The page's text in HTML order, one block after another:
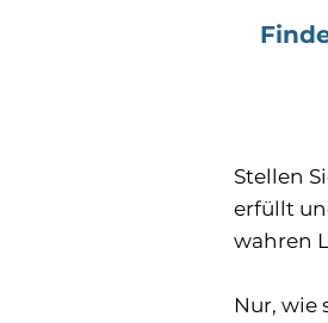
Stellen
erfüllt
wahren
Nur, wie